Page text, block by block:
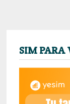
SIM PARA